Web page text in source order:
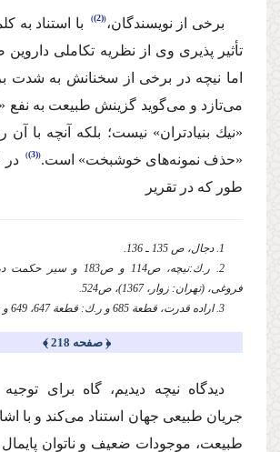
‌برخی از نویسندگان، (2)
با استناد به
تأثیر پذیری وی از نظریه تكاملی داروین
اما نیچه در برخی از سخنانش به شدت
می‌تازد و می‌گوید گزینش طبیعت به نفع
«نیك بنیادتران» نیست؛‌ بلكه آنچه با
«حذف نمونه‌های خوشبخت» است. (3)
طور كه در تقریر
1. دجال، ص 135 ـ 136.
2. ر.ك:نیچه،‌ ص114 و ص183
فروغی، (تهران: زوار، 1367)، ص524.
3. اراده قدرت،‌ قطعة 685 و ر.ك:‌ قطعة 647،‌ 649 و 684.
﴿ صفحه 218 ﴾
‌دیدگاه ‌نیچه‌ دیدیم، گاه برای
جریان طبیعی جهان استناد می‌كند و با
طبیعت،‌ موجودات ضعیف و ناتوان